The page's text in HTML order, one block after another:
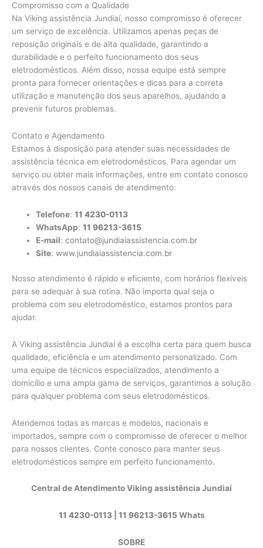
Compromisso com a Qualidade
Na Viking assistência Jundiaí, nosso compromisso é oferecer
um serviço de excelência. Utilizamos apenas peças de
reposição originais e de alta qualidade, garantindo a
durabilidade e o perfeito funcionamento dos seus
eletrodomésticos. Além disso, nossa equipe está sempre
pronta para fornecer orientações e dicas para a correta
utilização e manutenção dos seus aparelhos, ajudando a
prevenir futuros problemas.
Contato e Agendamento
Estamos à disposição para atender suas necessidades de
assistência técnica em eletrodomésticos. Para agendar um
serviço ou obter mais informações, entre em contato conosco
através dos nossos canais de atendimento:
Telefone:11 4230-0113
WhatsApp:11 96213-3615
E-mail:contato@jundiaiassistencia.com.br
Site:www.jundiaiassistencia.com.br
Nosso atendimento é rápido e eficiente, com horários flexíveis
para se adequar à sua rotina. Não importa qual seja o
problema com seu eletrodoméstico, estamos prontos para
ajudar.
A Viking assistência Jundiaí é a escolha certa para quem busca
qualidade, eficiência e um atendimento personalizado. Com
uma equipe de técnicos especializados, atendimento a
domicílio e uma ampla gama de serviços, garantimos a solução
para qualquer problema com seus eletrodomésticos.
Atendemos todas as marcas e modelos, nacionais e
importados, sempre com o compromisso de oferecer o melhor
para nossos clientes. Conte conosco para manter seus
eletrodomésticos sempre em perfeito funcionamento.
Central de Atendimento Viking assistência Jundiaí
11 4230-0113| 11 96213-3615 Whats
SOBRE